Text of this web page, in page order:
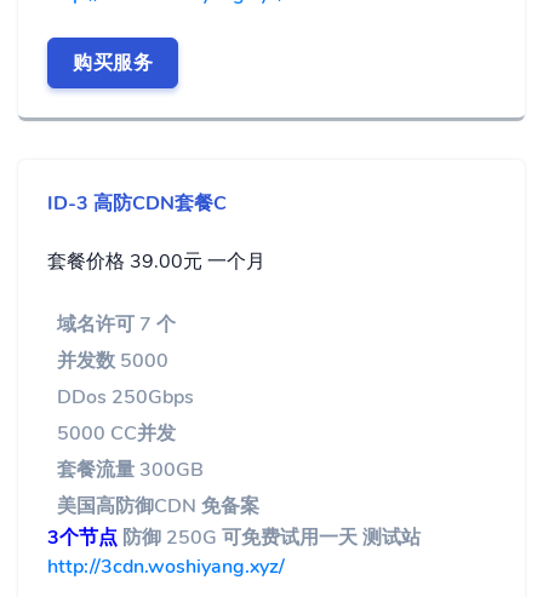
购买服务
ID-3 高防CDN套餐C
套餐价格 39.00元 一个月
域名许可 7 个
并发数 5000
DDos 250Gbps
5000 CC并发
套餐流量 300GB
美国高防御CDN 免备案
3个节点 防御 250G 可免费试用一天 测试站
http://3cdn.woshiyang.xyz/